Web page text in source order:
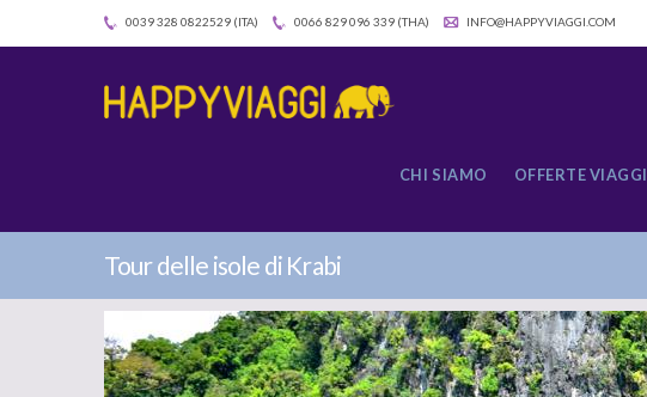
0039 328 0822529 (ITA) 0066 829 096 339 (THA) INFO@HAPPYVIAGGI.COM
CHI SIAMO OFFERTE VIAGGI
Tour delle isole di Krabi